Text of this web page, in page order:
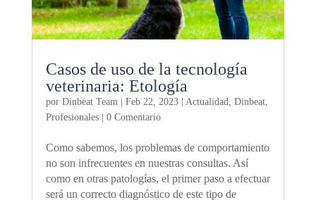
Casos de uso de la tecnología
veterinaria: Etología
por Dinbeat Team Feb 22, 2023| Actualidad Dinbeat,
Profesionales| 0 Comentario
Como sabemos, los problemas de comportamiento
no son infrecuentes en nuestras consultas. Así
como en otras patologías, el primer paso a efectuar
será un correcto diagnóstico de este tipo de